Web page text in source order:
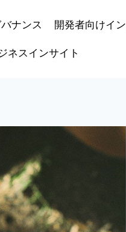
ナンス 開発者向けイ
ネスインサイト